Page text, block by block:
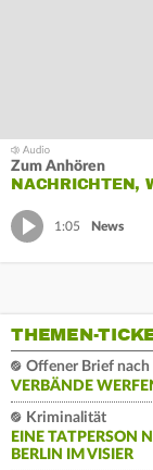
Zum Anhören
NACHRICHTEN,
1:05 News
THEMEN-
Offener Brief nach
VERBÄNDE
Kriminalität
EINE TATPERSON
BERLIN IM VISIER